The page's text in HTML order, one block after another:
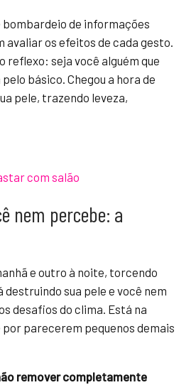
bombardeio de informações
avaliar os efeitos de cada gesto.
seja você alguém que
básico. Chegou a hora de
pele, trazendo leveza,
com salão
nem percebe: a
e outro à noite, torcendo
sua pele e você nem
desafios do clima. Está na
parecerem pequenos demais
remover completamente